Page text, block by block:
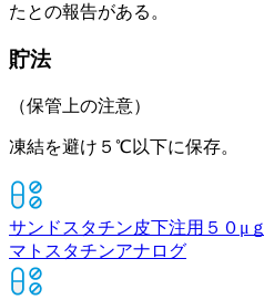
たとの報告がある。
貯法
（保管上の注意）
凍結を避け５℃以下に保存。
サンドスタチン皮下注用５０μｇ
マトスタチンアナログ